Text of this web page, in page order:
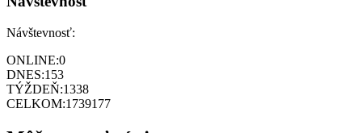
Návštevnosť:
ONLINE:0
DNES:153
TÝŽDEŇ:1338
CELKOM:1739177